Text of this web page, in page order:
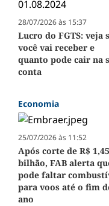
28/07/2026 às 15:37
Lucro do FGTS: veja
você vai receber e
quanto pode cair na
conta
Economia
25/07/2026 às 11:52
Após corte de R$ 1,45
bilhão, FAB alerta
pode faltar
para voos até o fim
ano